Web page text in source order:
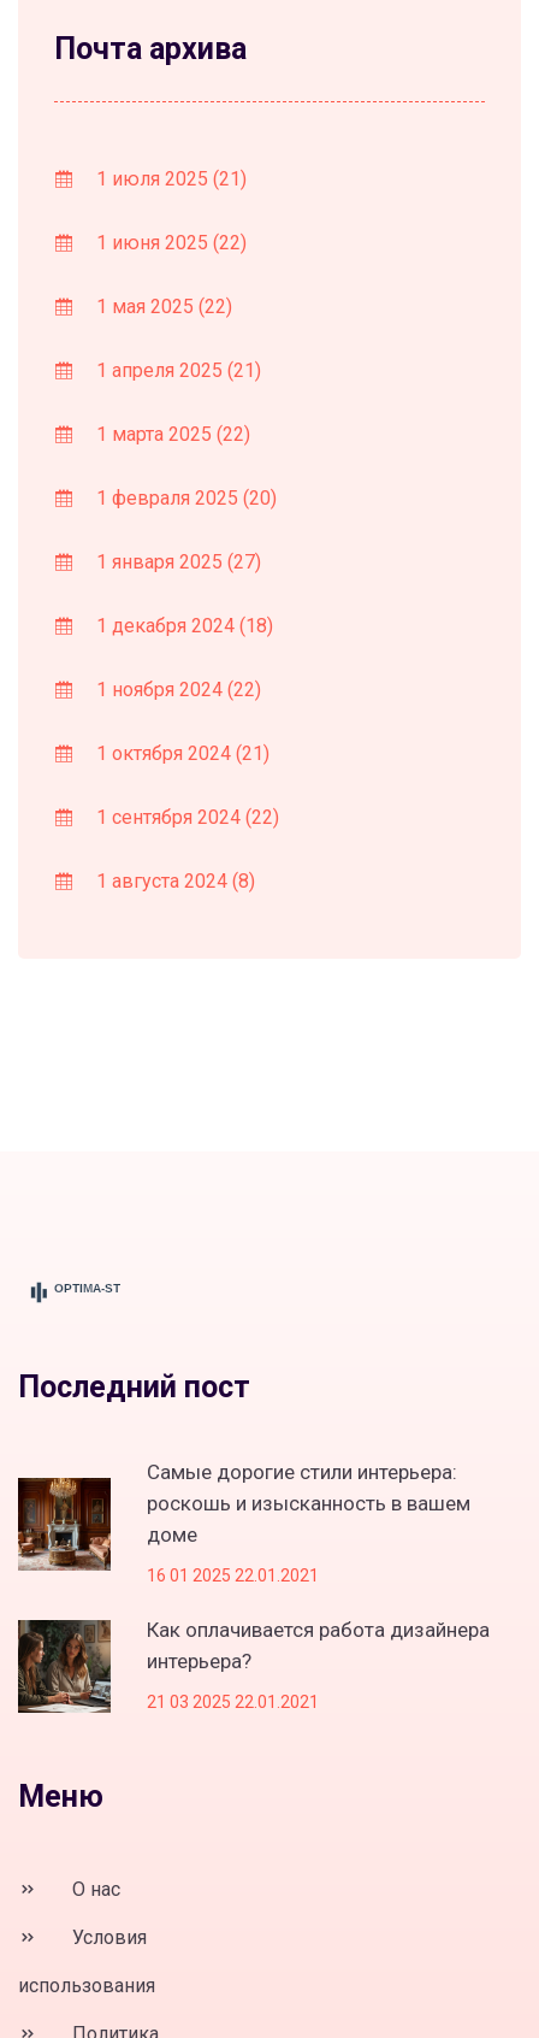
Почта архива
1 июля 2025 (21)
1 июня 2025 (22)
1 мая 2025 (22)
1 апреля 2025 (21)
1 марта 2025 (22)
1 февраля 2025 (20)
1 января 2025 (27)
1 декабря 2024 (18)
1 ноября 2024 (22)
1 октября 2024 (21)
1 сентября 2024 (22)
1 августа 2024 (8)
Последний пост
Самые дорогие стили интерьера:
роскошь и изысканность в вашем
доме
16 01 2025 22.01.2021
Как оплачивается работа дизайнера
интерьера?
21 03 2025 22.01.2021
Меню
О нас
Условия
использования
Политика